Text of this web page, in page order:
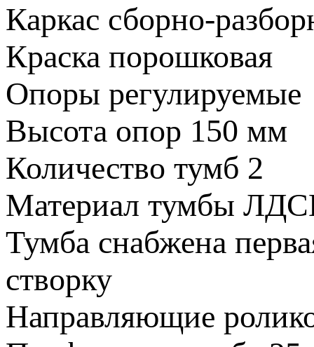
Каркас сборно-
Краска порошковая
Опоры регулируемые
Высота опор 150 мм
Количество тумб 2
Материал тумбы
Тумба снабжена
створку
Направляющие